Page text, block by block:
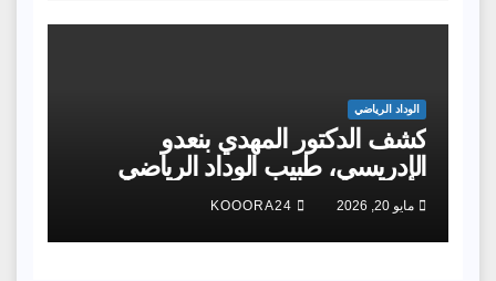
الوداد الرياضي
كشف الدكتور المهدي بنعدو
الإدريسي، طبيب الوداد الرياضي
مايو 20, 2026 KOOORA24